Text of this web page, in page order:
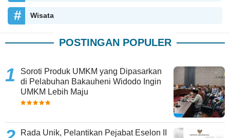
Wisata
POSTINGAN POPULER
Soroti Produk UMKM yang Dipasarkan
di Pelabuhan Bakauheni Widodo Ingin
UMKM Lebih Maju
Rada Unik, Pelantikan Pejabat Eselon II